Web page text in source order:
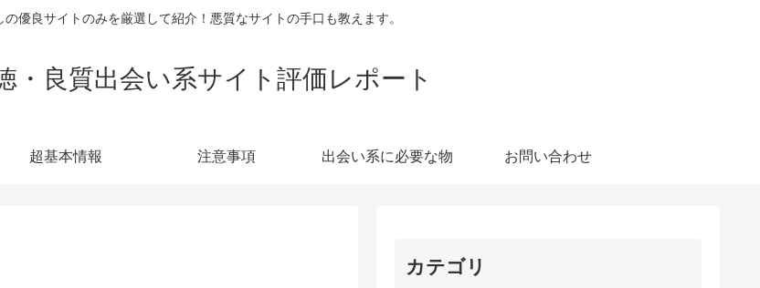
優良サイトのみを厳選して紹介！悪質なサイトの手口も教えます。
・良質出会い系サイト評価レポート
超基本情報 注意事項 出会い系に必要な物 お問い合わせ
カテゴリ